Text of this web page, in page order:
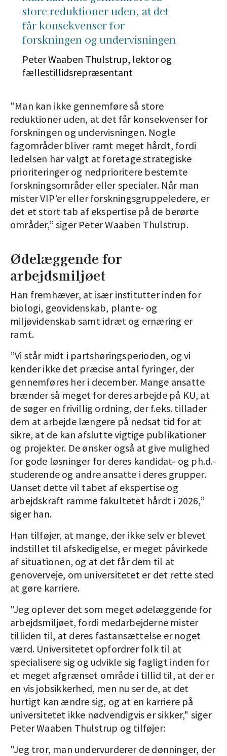
store reduktioner uden, at det
får konsekvenser for
forskningen og undervisningen
Peter Waaben Thulstrup, lektor og
fællestillidsrepræsentant
"Man kan ikke gennemføre så store
reduktioner uden, at det får konsekvenser for
forskningen og undervisningen. Nogle
fagområder bliver ramt meget hårdt, fordi
ledelsen har valgt at foretage strategiske
prioriteringer og nedprioritere bestemte
forskningsområder eller specialer. Når man
mister VIP’er eller forskningsgruppeledere, er
det et stort tab af ekspertise på de berørte
områder,” siger Peter Waaben Thulstrup.
Ødelæggende for
arbejdsmiljøet
Han fremhæver, at især institutter inden for
biologi, geovidenskab, plante- og
miljøvidenskab samt idræt og ernæring er
ramt.
”Vi står midt i partshøringsperioden, og vi
kender ikke det præcise antal fyringer, der
gennemføres her i december. Mange ansatte
brænder så meget for deres arbejde på KU, at
de søger en frivillig ordning, der f.eks. tillader
dem at arbejde længere på nedsat tid for at
sikre, at de kan afslutte vigtige publikationer
og projekter. De ønsker også at give mulighed
for gode løsninger for deres kandidat- og ph.d.-
studerende og andre ansatte i deres grupper.
Uanset dette vil tabet af ekspertise og
arbejdskraft ramme fakultetet hårdt i 2026,”
siger han.
Han tilføjer, at mange, der ikke selv er blevet
indstillet til afskedigelse, er meget påvirkede
af situationen, og at det får dem til at
genoverveje, om universitetet er det rette sted
at gøre karriere.
"Jeg oplever det som meget ødelæggende for
arbejdsmiljøet, fordi medarbejderne mister
tilliden til, at deres fastansættelse er noget
værd. Universitetet opfordrer folk til at
specialisere sig og udvikle sig fagligt inden for
et meget afgrænset område i tillid til, at der er
en vis jobsikkerhed, men nu ser de, at det
hurtigt kan ændre sig, og at en karriere på
universitetet ikke nødvendigvis er sikker," siger
Peter Waaben Thulstrup og tilføjer:
"Jeg tror, man undervurderer de dønninger, der